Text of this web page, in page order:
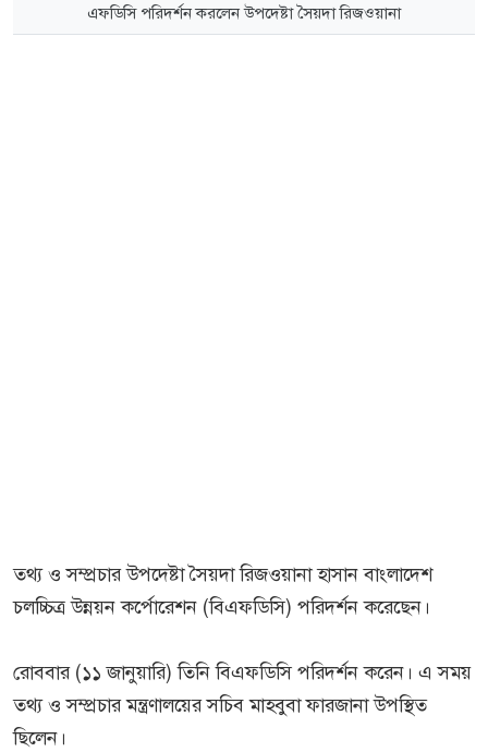
এফডিসি পরিদর্শন করলেন উপদেষ্টা সৈয়দা রিজওয়ানা
তথ্য ও সম্প্রচার উপদেষ্টা সৈয়দা রিজওয়ানা হাসান বাংলাদেশ
চলচ্চিত্র উন্নয়ন কর্পোরেশন (বিএফডিসি) পরিদর্শন করেছেন।
রোববার (১১ জানুয়ারি) তিনি বিএফডিসি পরিদর্শন করেন। এ সময়
তথ্য ও সম্প্রচার মন্ত্রণালয়ের সচিব মাহবুবা ফারজানা উপস্থিত
ছিলেন।